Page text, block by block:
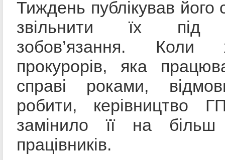
Тиждень публікував його
звільнити їх під
зобов’язання.
прокурорів, яка
справі роками,
робити, керівництво
замінило її на більш
працівників.